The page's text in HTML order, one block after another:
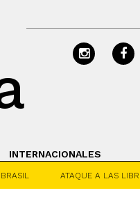
INTERNACIONALES
ATAQUE A LAS